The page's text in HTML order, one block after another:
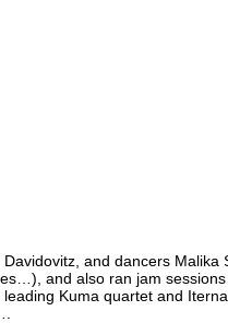
and dancers
and also ran jam
Kuma quartet and